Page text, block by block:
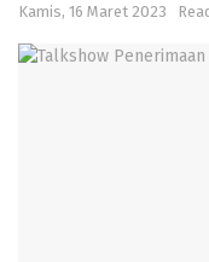
Kamis, 16 Maret 2023